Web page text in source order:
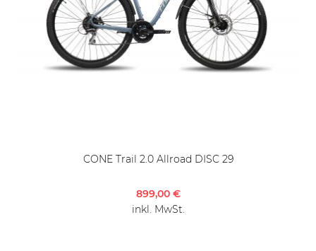
CONE Trail 2.0 Allroad DISC 29
899,00 €
inkl. MwSt.